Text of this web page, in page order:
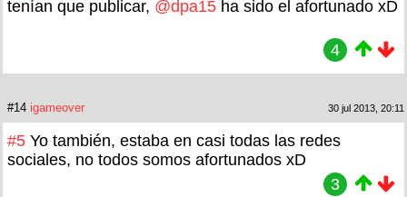
tenían que publicar, @dpa15 ha sido el afortunado xD
4
#14 igameover 30 jul 2013, 20:11
#5 Yo también, estaba en casi todas las redes
sociales, no todos somos afortunados xD
3